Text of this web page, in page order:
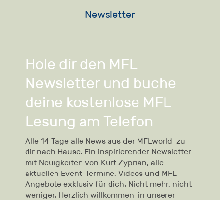
Newsletter
Hole dir den MFL
Newsletter und buche
deine kostenlose MFL
Lesung am Telefon
Alle 14 Tage alle News aus der MFLworld zu
dir nach Hause. Ein inspirierender Newsletter
mit Neuigkeiten von Kurt Zyprian, alle
aktuellen Event-Termine, Videos und MFL
Angebote exklusiv für dich. Nicht mehr, nicht
weniger. Herzlich willkommen in unserer